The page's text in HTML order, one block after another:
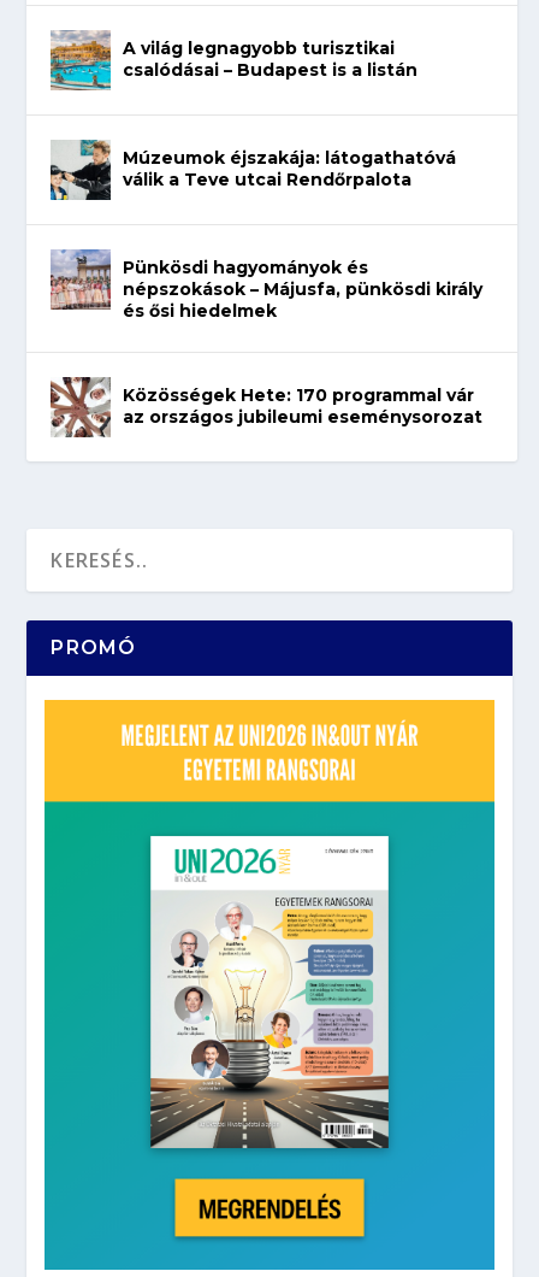
A világ legnagyobb turisztikai
csalódásai – Budapest is a listán
Múzeumok éjszakája: látogathatóvá
válik a Teve utcai Rendőrpalota
Pünkösdi hagyományok és
népszokások – Májusfa, pünkösdi király
és ősi hiedelmek
Közösségek Hete: 170 programmal vár
az országos jubileumi eseménysorozat
PROMÓ